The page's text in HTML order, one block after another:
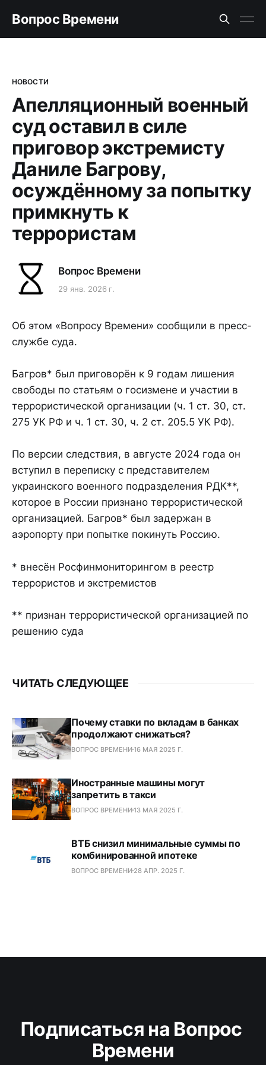
Вопрос Времени
НОВОСТИ
Апелляционный военный
суд оставил в силе
приговор экстремисту
Даниле Багрову,
осуждённому за попытку
примкнуть к
террористам
Вопрос Времени
29 янв. 2026 г.
Об этом «Вопросу Времени» сообщили в пресс-
службе суда.
Багров* был приговорён к 9 годам лишения
свободы по статьям о госизмене и участии в
террористической организации (ч. 1 ст. 30, ст.
275 УК РФ и ч. 1 ст. 30, ч. 2 ст. 205.5 УК РФ).
По версии следствия, в августе 2024 года он
вступил в переписку с представителем
украинского военного подразделения РДК**,
которое в России признано террористической
организацией. Багров* был задержан в
аэропорту при попытке покинуть Россию.
* внесён Росфинмониторингом в реестр
террористов и экстремистов
** признан террористической организацией по
решению суда
ЧИТАТЬ СЛЕДУЮЩЕЕ
Почему ставки по вкладам в банках
продолжают снижаться?
ВОПРОС ВРЕМЕНИ16 МАЯ 2025 Г.
Иностранные машины могут
запретить в такси
ВОПРОС ВРЕМЕНИ13 МАЯ 2025 Г.
ВТБ снизил минимальные суммы по
комбинированной ипотеке
ВОПРОС ВРЕМЕНИ 28 АПР. 2025 Г.
Подписаться на Вопрос
Времени